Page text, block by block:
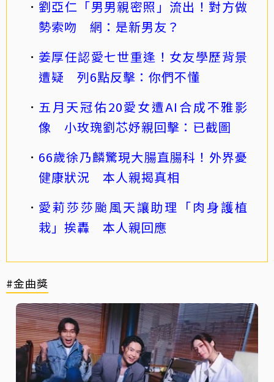
劉亞仁「男男親密照」流出！對方做
勢索吻 網：是新男友？
姜厚任認愛七世重逢！女友學歷背景
遭疑 列6點反擊：你們不懂
五月天冠佑20愛女遭AI合成不雅影
像 小玫瑰劉芯妤親回擊：已截圖
66歲徐乃麟驚現大腸直腸科！外界憂
健康狀況 本人親揭真相
愛莉莎莎颱風天讓助理「肉身護植
栽」挨轟 本人親回應
#金曲獎